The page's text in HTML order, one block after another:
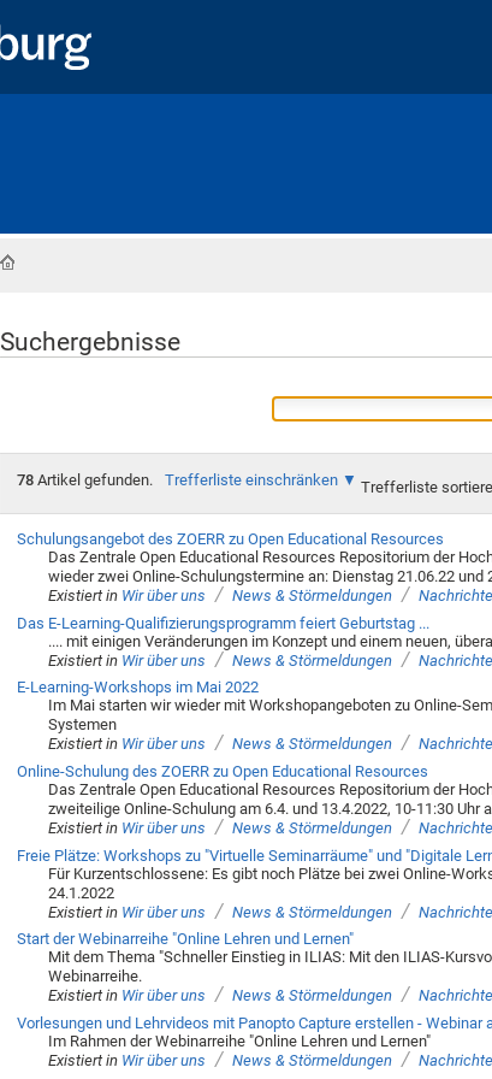
Suchergebnisse
78Artikel gefunden. Trefferliste einschränken Trefferliste
Schulungsangebot des ZOERR zu Open Educational Resources
Das Zentrale Open Educational Resources Repositorium der
wieder zwei Online-Schulungstermine an: Dienstag 21.06.22 und
Existiert in Wir über uns / News & Störmeldungen /
Das E-Learning-Qualifizierungsprogramm feiert Geburtstag ...
.... mit einigen Veränderungen im Konzept und einem neuen,
Existiert in Wir über uns / News & Störmeldungen /
E-Learning-Workshops im Mai 2022
Im Mai starten wir wieder mit Workshopangeboten zu Online-
Systemen
Existiert in Wir über uns / News & Störmeldungen /
Online-Schulung des ZOERR zu Open Educational Resources
Das Zentrale Open Educational Resources Repositorium der
zweiteilige Online-Schulung am 6.4. und 13.4.2022, 10-11:30 Uhr
Existiert in Wir über uns / News & Störmeldungen /
Freie Plätze: Workshops zu "Virtuelle Seminarräume" und "Digitale
Für Kurzentschlossene: Es gibt noch Plätze bei zwei Online-
24.1.2022
Existiert in Wir über uns / News & Störmeldungen /
Start der Webinarreihe "Online Lehren und Lernen"
Mit dem Thema "Schneller Einstieg in ILIAS: Mit den ILIAS-
Webinarreihe.
Existiert in Wir über uns / News & Störmeldungen /
Vorlesungen und Lehrvideos mit Panopto Capture erstellen - Webinar
Im Rahmen der Webinarreihe "Online Lehren und Lernen"
Existiert in Wir über uns / News & Störmeldungen /